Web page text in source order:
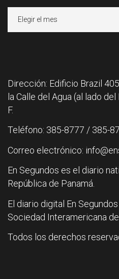
Dirección: Edificio Brazil
la Calle del Agua (al lado
F.
Teléfono: 385-8777 / 385-
Correo electrónico:
En Segundos es el diario
República de Panamá.
El diario digital En
Sociedad Interamericana
Todos los derechos